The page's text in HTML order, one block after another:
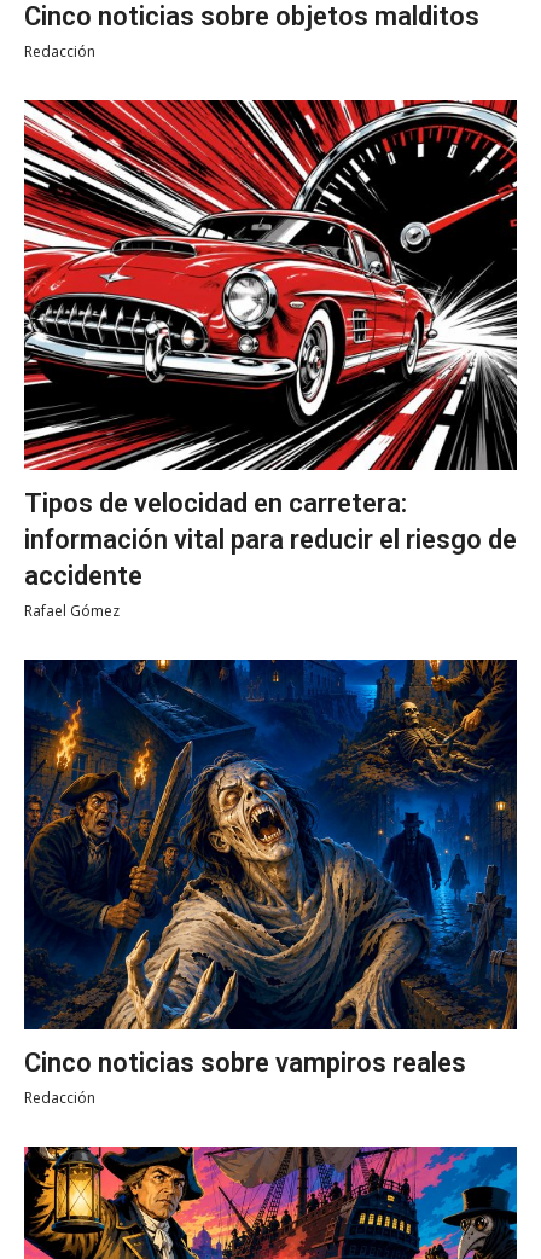
Cinco noticias sobre objetos malditos
Redacción
Tipos de velocidad en carretera:
información vital para reducir el riesgo de
accidente
Rafael Gómez
Cinco noticias sobre vampiros reales
Redacción